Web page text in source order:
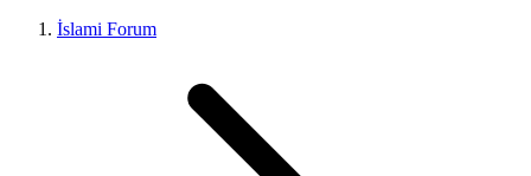
İslami Forum